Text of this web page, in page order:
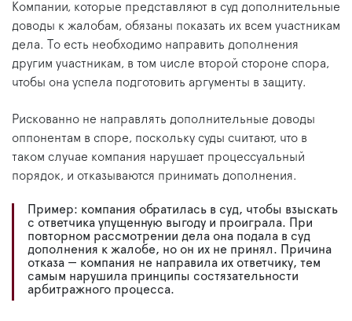
Компании, которые представляют в суд дополнительные
доводы к жалобам, обязаны показать их всем участникам
дела. То есть необходимо направить дополнения
другим участникам, в том числе второй стороне спора,
чтобы она успела подготовить аргументы в защиту.
Рискованно не направлять дополнительные доводы
оппонентам в споре, поскольку суды считают, что в
таком случае компания нарушает процессуальный
порядок, и отказываются принимать дополнения.
Пример: компания обратилась в суд, чтобы взыскать
с ответчика упущенную выгоду и проиграла. При
повторном рассмотрении дела она подала в суд
дополнения к жалобе, но он их не принял. Причина
отказа — компания не направила их ответчику, тем
самым нарушила принципы состязательности
арбитражного процесса.